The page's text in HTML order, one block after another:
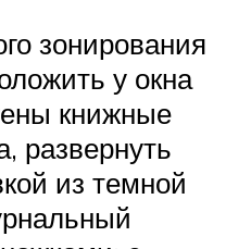
зонирования
у окна
книжные
развернуть
из темной